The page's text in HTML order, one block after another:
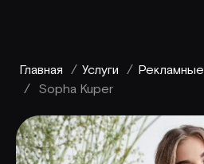
Главная / Услуги /
/ Sopha Kuper